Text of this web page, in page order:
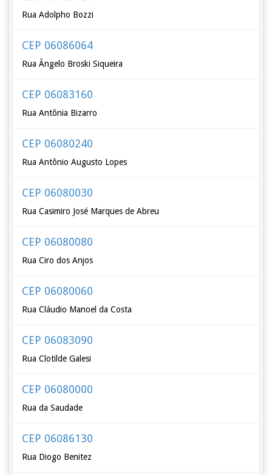
Rua Adolpho Bozzi
CEP 06086064
Rua Ângelo Broski Siqueira
CEP 06083160
Rua Antônia Bizarro
CEP 06080240
Rua Antônio Augusto Lopes
CEP 06080030
Rua Casimiro José Marques de Abreu
CEP 06080080
Rua Ciro dos Anjos
CEP 06080060
Rua Cláudio Manoel da Costa
CEP 06083090
Rua Clotilde Galesi
CEP 06080000
Rua da Saudade
CEP 06086130
Rua Diogo Benitez